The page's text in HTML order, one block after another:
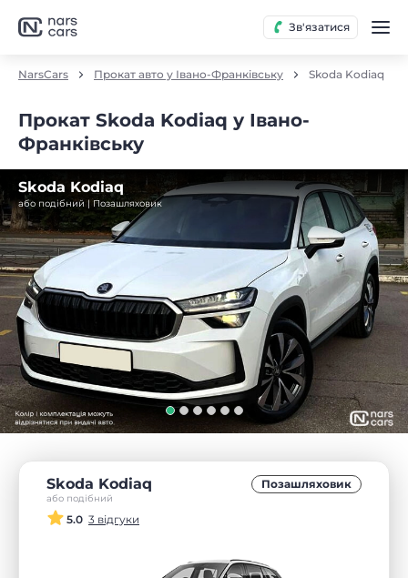
Зв'язатися
NarsCars Прокат авто у Івано-Франківську Skoda Kodiaq
Прокат Skoda Kodiaq у Івано-
Франківську
Skoda Kodiaq
або подібний | Позашляховик
Skoda Kodiaq
або подібний
Позашляховик
5.0 3 відгуки